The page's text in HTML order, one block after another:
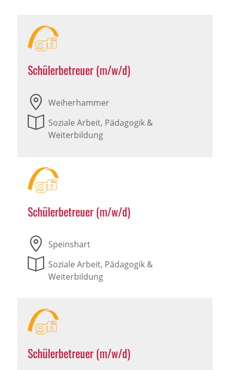
Schülerbetreuer (m/w/d)
Weiherhammer
Soziale Arbeit, Pädagogik &
Weiterbildung
Schülerbetreuer (m/w/d)
Speinshart
Soziale Arbeit, Pädagogik &
Weiterbildung
Schülerbetreuer (m/w/d)